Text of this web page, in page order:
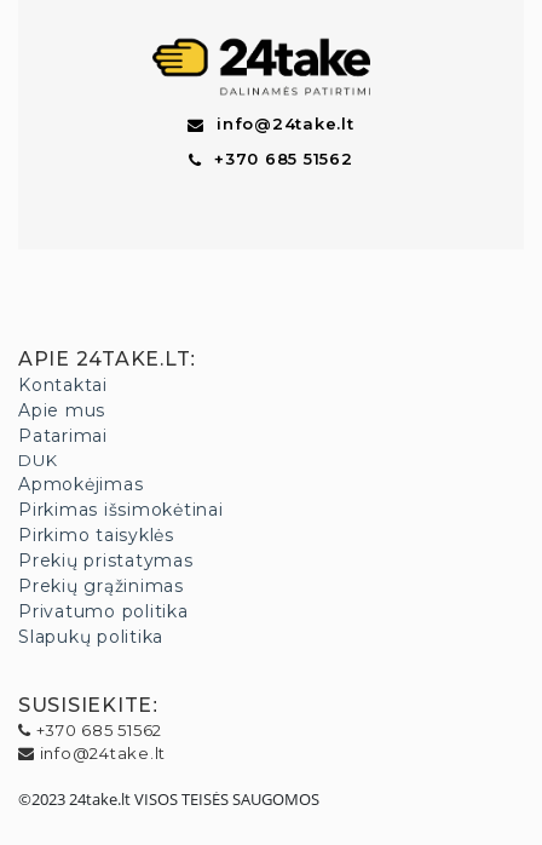
info@24take.lt
+370 685 51562
APIE 24TAKE.LT:
Kontaktai
Apie mus
Patarimai
DUK
Apmokėjimas
Pirkimas išsimokėtinai
Pirkimo taisyklės
Prekių pristatymas
Prekių grąžinimas
Privatumo politika
Slapukų politika
SUSISIEKITE:
+370 685 51562
info@24take.lt
©2023 24take.lt VISOS TEISĖS SAUGOMOS